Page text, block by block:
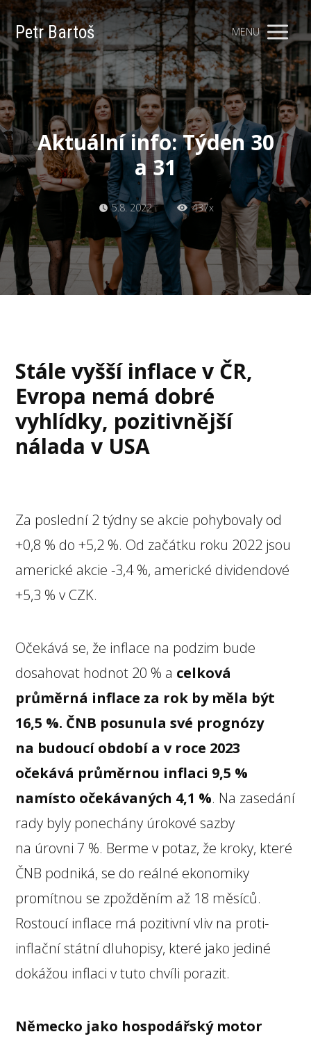
Petr Bartoš MENU
Aktuální info: Týden 30
a 31
5.8. 2022 437x
Stále vyšší inflace v ČR,
Evropa nemá dobré
vyhlídky, pozitivnější
nálada v USA
Za poslední 2 týdny se akcie pohybovaly od
+0,8 % do +5,2 %. Od začátku roku 2022 jsou
americké akcie -3,4 %, americké dividendové
+5,3 % v CZK.
Očekává se, že inflace na podzim bude
dosahovat hodnot 20 % a celková
průměrná inflace za rok by měla být
16,5 %. ČNB posunula své prognózy
na budoucí období a v roce 2023
očekává průměrnou inflaci 9,5 %
namísto očekávaných 4,1 %. Na zasedání
rady byly ponechány úrokové sazby
na úrovni 7 %. Berme v potaz, že kroky, které
ČNB podniká, se do reálné ekonomiky
promítnou se zpožděním až 18 měsíců.
Rostoucí inflace má pozitivní vliv na proti-
inflační státní dluhopisy, které jako jediné
dokážou inflaci v tuto chvíli porazit.
Německo jako hospodářský motor